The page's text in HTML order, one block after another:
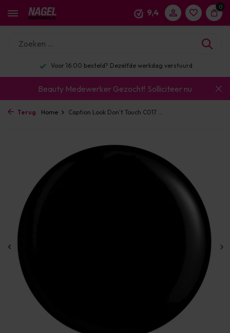
9,4
0
Dezelfde werkdag verstuurd Enorm
Beauty Medewerker Gezocht! Solliciteer nu
Terug Home Caption Look Don't Touch C017 ...